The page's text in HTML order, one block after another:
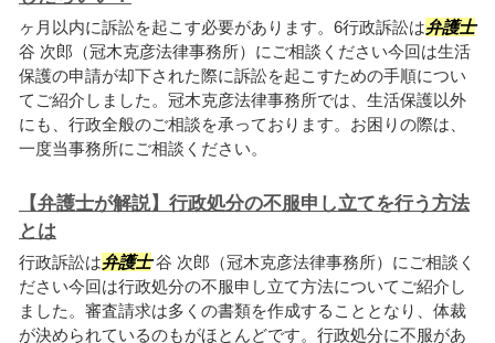
ヶ月以内に訴訟を起こす必要があります。6行政訴訟は弁護士
谷 次郎（冠木克彦法律事務所）にご相談ください今回は生活
保護の申請が却下された際に訴訟を起こすための手順につい
てご紹介しました。冠木克彦法律事務所では、生活保護以外
にも、行政全般のご相談を承っております。お困りの際は、
一度当事務所にご相談ください。
【弁護士が解説】行政処分の不服申し立てを行う方法
とは
行政訴訟は弁護士谷 次郎（冠木克彦法律事務所）にご相談く
ださい今回は行政処分の不服申し立て方法についてご紹介し
ました。審査請求は多くの書類を作成することとなり、体裁
が決められているのもがほとんどです。行政処分に不服があ